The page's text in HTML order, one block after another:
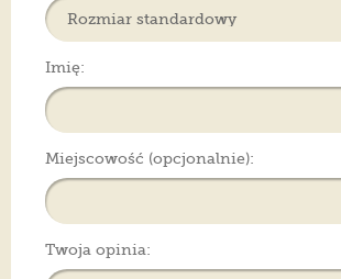
Imię:
Miejscowość (opcjonalnie):
Twoja opinia: